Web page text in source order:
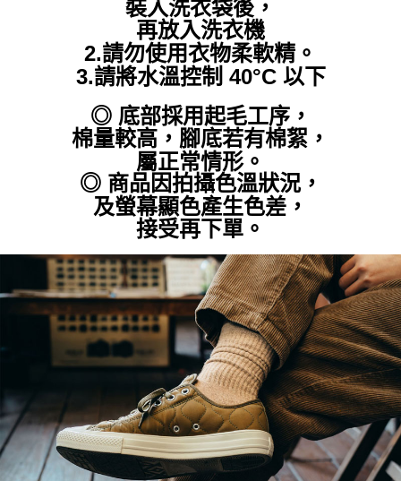
裝入洗衣袋後，
再放入洗衣機
2.請勿使用衣物柔軟精。
3.請將水溫控制 40°C 以下
◎ 底部採用起毛工序，
棉量較高，腳底若有棉絮，
屬正常情形。
◎ 商品因拍攝色溫狀況，
及螢幕顯色產生色差，
接受再下單。